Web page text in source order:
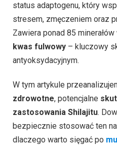
status adaptogenu, który
stresem, zmęczeniem oraz
Zawiera ponad 85
kwas fulwowy – kluczowy
antyoksydacyjnym.
W tym artykule
zdrowotne, potencjalne
zastosowania Shilajitu.
bezpiecznie stosować ten
dlaczego warto sięgać po